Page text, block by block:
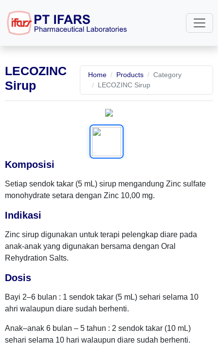
LECOZINC
Sirup
Home Products
Category
LECOZINC Sirup
Komposisi
Setiap sendok takar (5 mL) sirup mengandung Zinc sulfate
monohydrate setara dengan Zinc 10,00 mg.
Indikasi
Zinc sirup digunakan untuk terapi pelengkap diare pada
anak-anak yang digunakan bersama dengan Oral
Rehydration Salts.
Dosis
Bayi 2–6 bulan : 1 sendok takar (5 mL) sehari selama 10
ahri walaupun diare sudah berhenti.
Anak–anak 6 bulan – 5 tahun : 2 sendok takar (10 mL)
sehari selama 10 hari walaupun diare sudah berhenti.